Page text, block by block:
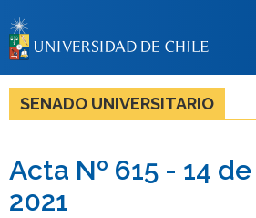
BIBLIOTECAS
LA UNIVERSIDAD
Estudiantes
SENADO UNIVERSITARIO
Acta Nº 615 - 14
2021